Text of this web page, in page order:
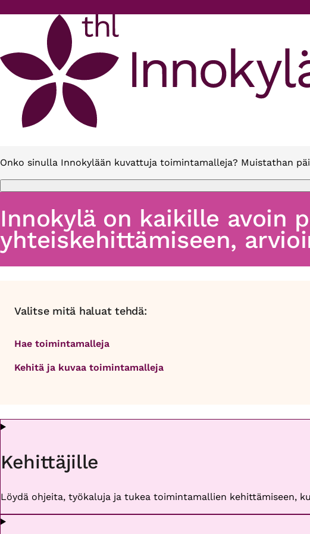
Onko sinulla Innokylään kuvattuja toimintamalleja? Muistathan
Innokylä on kaikille avoin
yhteiskehittämiseen,
Valitse mitä haluat tehdä:
Hae toimintamalleja
Kehitä ja kuvaa toimintamalleja
Kehittäjille
Löydä ohjeita, työkaluja ja tukea toimintamallien kehittämiseen,